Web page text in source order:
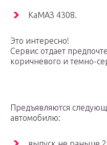
КаМАЗ 4308.
Это интересно!
Сервис отдает
коричневого и темно-
Предъявляются
автомобилю: